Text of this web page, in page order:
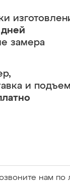
замера
и подъем
нам